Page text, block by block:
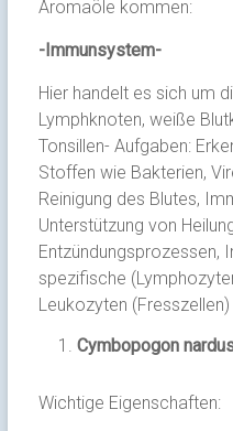
Aromaöle kommen:
-Immunsystem-
Hier handelt es sich um
Lymphknoten, weiße
Tonsillen- Aufgaben:
Stoffen wie Bakterien,
Reinigung des Blutes,
Unterstützung von
Entzündungsprozessen,
spezifische
Leukozyten (Fresszellen)
Cymbopogon
Wichtige Eigenschaften: